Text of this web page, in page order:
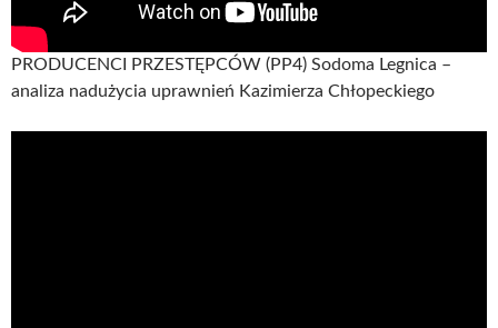
PRODUCENCI PRZESTĘPCÓW (PP4) Sodoma Legnica –
analiza nadużycia uprawnień Kazimierza Chłopeckiego